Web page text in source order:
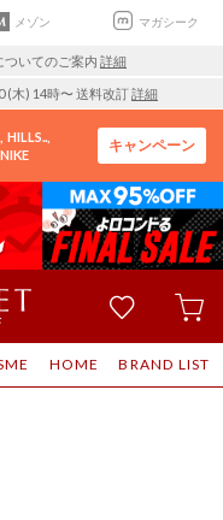
メゾン マガシーク
ついてのご案内 詳細
(木) 14時〜 送料改訂詳細
HILLS..
NIKE
キャンペーン
HOME BRAND LIST